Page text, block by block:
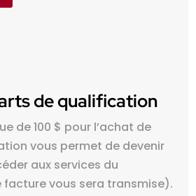
de qualification
de 100 $ pour l’achat de
vous permet de devenir
aux services du
vous sera transmise).